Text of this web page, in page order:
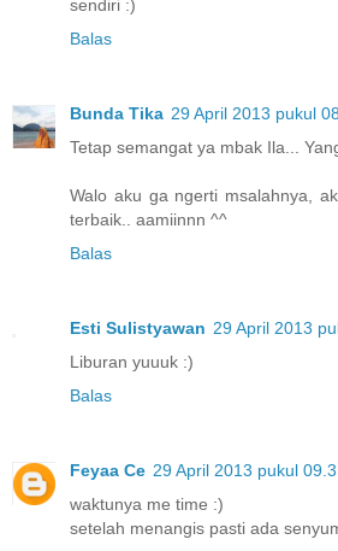
sendiri :)
Balas
Bunda Tika 29 April 2013 pukul
Tetap semangat ya mbak Ila...
Walo aku ga ngerti msalahnya,
terbaik.. aamiinnn ^^
Balas
Esti Sulistyawan 29 April 2013
Liburan yuuuk :)
Balas
Feyaa Ce 29 April 2013 pukul
waktunya me time :)
setelah menangis pasti ada